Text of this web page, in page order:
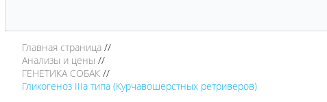
Главная страница
Анализы и цены
ГЕНЕТИКА СОБАК
Гликогеноз IIIa типа (Курчавошерстных ретриверов)